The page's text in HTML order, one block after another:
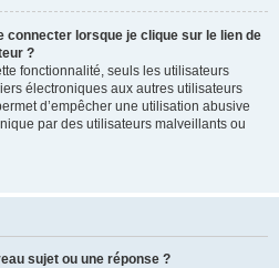
connecter lorsque je clique sur le lien de
?
fonctionnalité, seuls les utilisateurs
électroniques aux autres utilisateurs
d’empêcher une utilisation abusive
par des utilisateurs malveillants ou
sujet ou une réponse ?